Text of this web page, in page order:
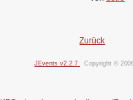
Zurück
JEvents v2.2.7 Copyright ©